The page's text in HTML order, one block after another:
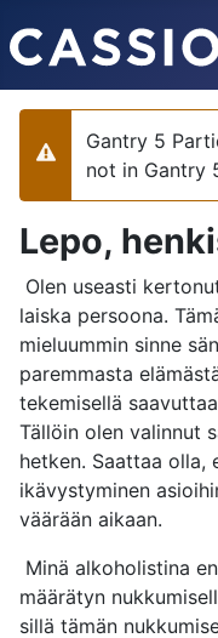
Varoitus
Gantry 5
not in Gantry
Lepo,
Olen useasti
laiska persoona.
mieluummin sinne
paremmasta
tekemisellä
Tällöin olen valinnut
hetken. Saattaa
ikävystyminen
väärään aikaan.
Minä alkoholistina
määrätyn
sillä tämän